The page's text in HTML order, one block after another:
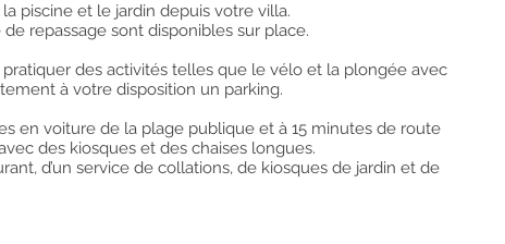
piscine et le jardin depuis votre villa.
repassage sont disponibles sur place.
des activités telles que le vélo et la plongée avec
à votre disposition un parking.
en voiture de la plage publique et à 15 minutes de route
des kiosques et des chaises longues.
d’un service de collations, de kiosques de jardin et de